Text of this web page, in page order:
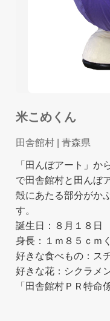
米こめくん
田舎館村 | 青森県
「田んぼアート」か
で田舎館村と田んぼ
殻にあたる部分がか
す。
誕生日：８月１８日
身長：１ｍ８５ｃｍ
好きな食べもの：ス
好きな花：シクラメ
「田舎館村ＰＲ特命